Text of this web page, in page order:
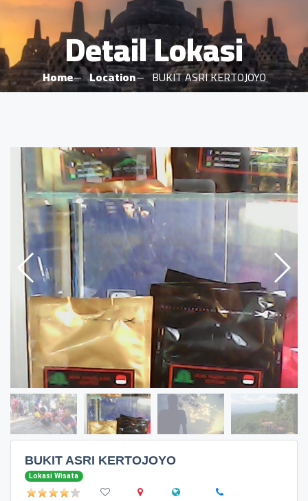
Detail Lokasi
Home Location BUKIT ASRI KERTOJOYO
BUKIT ASRI KERTOJOYO
Lokasi Wisata